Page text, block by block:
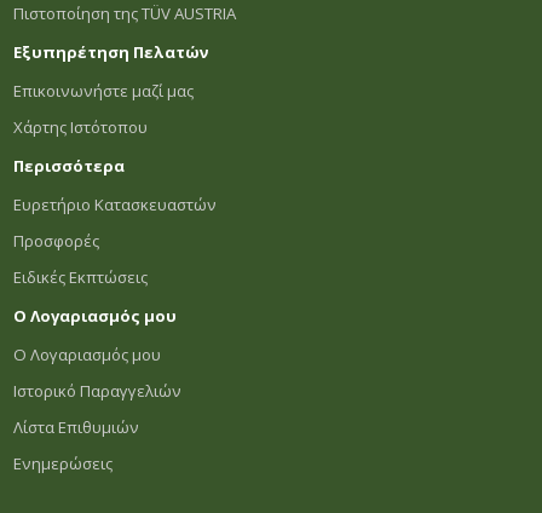
Πιστοποίηση της TÜV AUSTRIA
Εξυπηρέτηση Πελατών
Επικοινωνήστε μαζί μας
Χάρτης Ιστότοπου
Περισσότερα
Ευρετήριο Κατασκευαστών
Προσφορές
Ειδικές Εκπτώσεις
Ο Λογαριασμός μου
Ο Λογαριασμός μου
Ιστορικό Παραγγελιών
Λίστα Επιθυμιών
Ενημερώσεις